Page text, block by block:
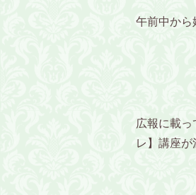
午前中から
広報に載
レ】講座